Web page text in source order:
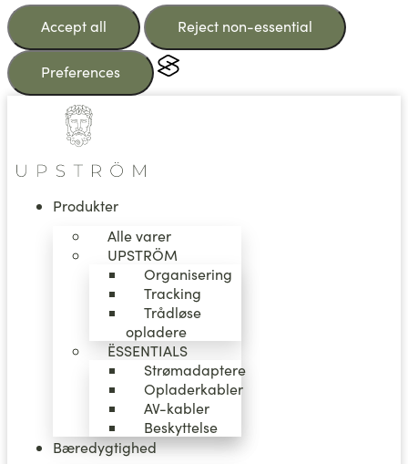
Accept all Reject non-essential
Preferences
Produkter
Alle varer
UPSTRÖM
Organisering
Tracking
Trådløse
opladere
ËSSENTIALS
Strømadaptere
Opladerkabler
AV-kabler
Beskyttelse
Bæredygtighed